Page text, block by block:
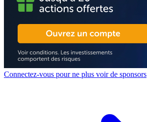
Connectez-vous pour ne plus voir de sponsors